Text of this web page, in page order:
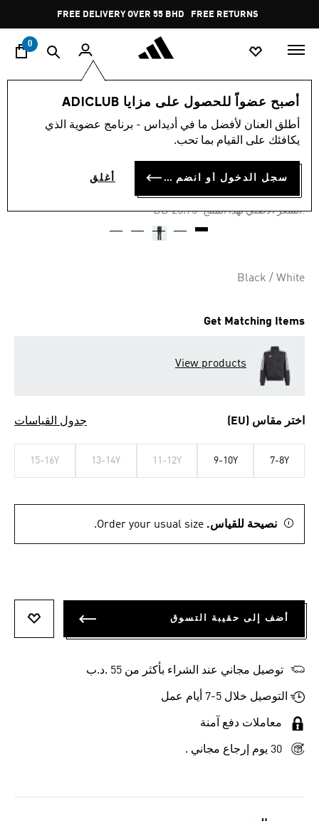
Pause
promotion
rotation
FREE DELIVERY OVER 55 BHD FREE RETURNS
0
أصبح عضواً للحصول على مزايا ADICLUB
أطلق العنان لأفضل ما في أديداس - برنامج عضوية الذي
يكافئك على القيام بما تحب.
سجل الدخول أو انضم الآن أغلق
الأطفال الملابس
-65%
بنطال TIRO PANTS
BD 9.01
:السعر الأصلي لهذا المنتج Price reduced from
BD 25.75
to
Black / White
Get Matching Items
View products
اختر مقاس (EU) جدول القياسات
7-8Y
9-10Y
11-12Y
13-14Y
15-16Y
نصيحة للقياس. Order your usual size.
أضف إلى حقيبة التسوق
توصيل مجاني عند الشراء بأكثر من 55 .د.ب‎
التوصيل خلال 5-7 أيام عمل
معاملات دفع آمنة